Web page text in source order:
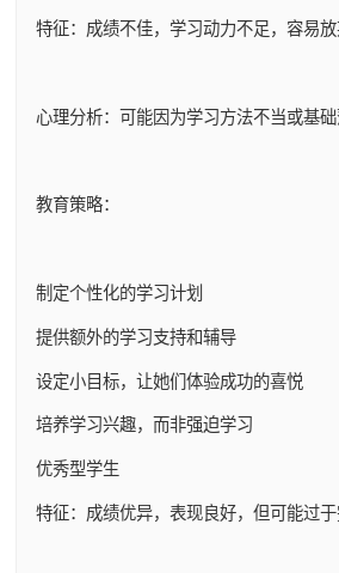
特征：成绩不佳，学习动力不足，容易
心理分析：可能因为学习方法不当或基
教育策略：
制定个性化的学习计划
提供额外的学习支持和辅导
设定小目标，让她们体验成功的喜悦
培养学习兴趣，而非强迫学习
优秀型学生
特征：成绩优异，表现良好，但可能过